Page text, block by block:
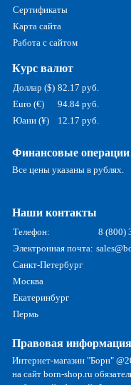
Сертификаты
Карта сайта
Работа с сайтом
Курс валют
Доллар ($) 82.17 руб.
Euro (€)
94.84 руб.
Юани (¥)
12.17 руб.
Финансовые операции
Все цены указаны в рублях.
Наши контакты
Телефон:
8 (800)
Электронная почта:
Санкт-Петербург
Москва
Екатеринбург
Пермь
Правовая информация
Интернет-магазин "Борн"
на сайт born-shop.ru